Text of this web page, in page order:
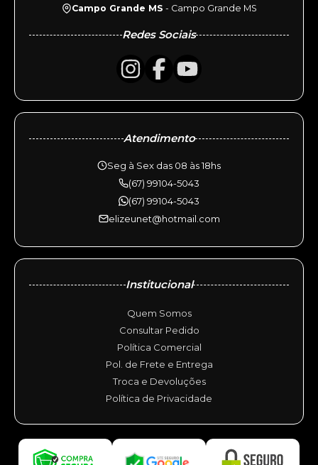
Campo Grande MS - Campo Grande MS
Redes Sociais
Atendimento
Seg à Sex das 08 às 18hs
(67) 99104-5043
(67) 99104-5043
elizeunet@hotmail.com
Institucional
Quem Somos
Consultar Pedido
Política Comercial
Pol. de Frete e Entrega
Troca e Devoluções
Política de Privacidade